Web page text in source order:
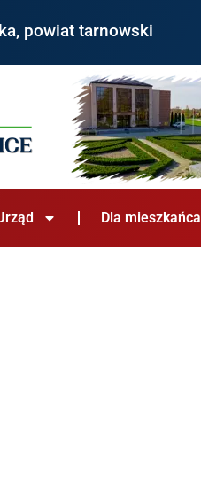
powiat tarnowski
Dla mieszkańca